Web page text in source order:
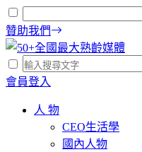
贊助我們
會員登入
人 物
CEO生活學
國內人物